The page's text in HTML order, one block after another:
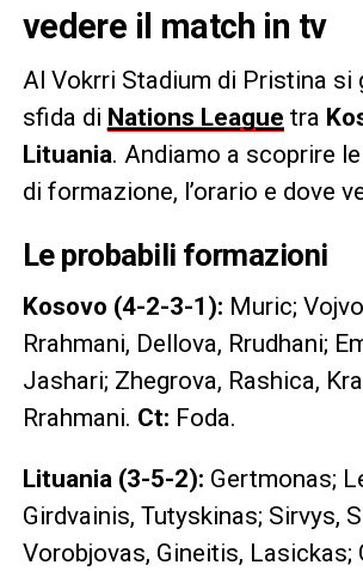
vedere il match in tv
Al Vokrri Stadium di Pristina si
sfida di Nations League tra
Lituania. Andiamo a scoprire
di formazione, l’orario e dove
Le probabili formazioni
Kosovo (4-2-3-1): Muric;
Rrahmani, Dellova, Rrudhani;
Jashari; Zhegrova, Rashica,
Rrahmani. Ct: Foda.
Lituania (3-5-2): Gertmonas;
Girdvainis, Tutyskinas; Sirvys,
Vorobjovas, Gineitis, Lasickas;